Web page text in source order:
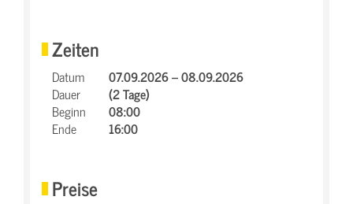
Zeiten
Datum
07.09.2026 – 08.09.2026
Dauer
(2 Tage)
Beginn
08:00
Ende
16:00
Preise